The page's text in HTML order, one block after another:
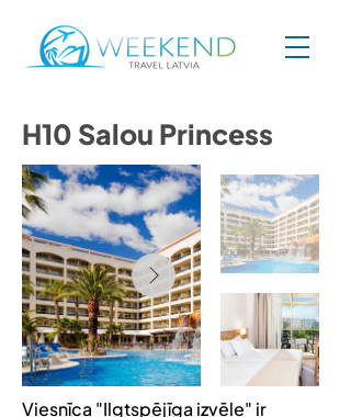
H10 Salou Princess
Viesnīca "Ilgtspējīga izvēle" ir